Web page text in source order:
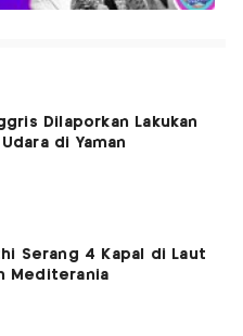
Dilaporkan Lakukan
di Yaman
Serang 4 Kapal di Laut
Mediterania